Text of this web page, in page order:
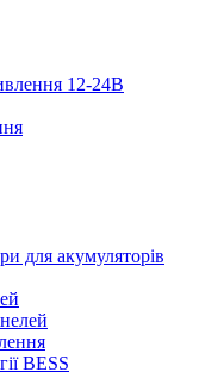
12-24В
для акумуляторів
BESS